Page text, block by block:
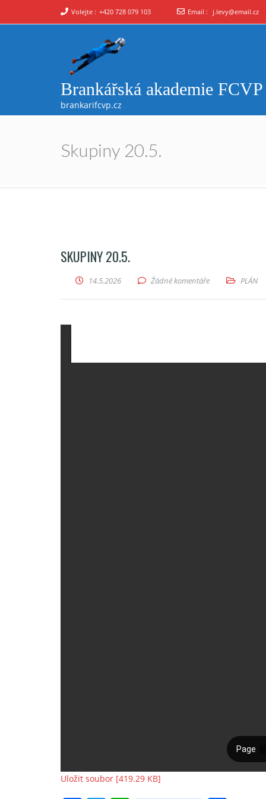
Volejte : +420 728 079 103 Email : j.levy@email.cz
Brankářská akademie FCVP
brankarifcvp.cz
Skupiny 20.5.
SKUPINY 20.5.
14.5.2026 Žádné komentáře PLÁN
Uložit soubor [419.29 KB]